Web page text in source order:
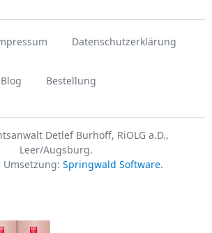
Datenschutzerklärung
Blog Bestellung
Detlef Burhoff, RiOLG a.D.,
Leer/Augsburg.
Umsetzung: Springwald Software.